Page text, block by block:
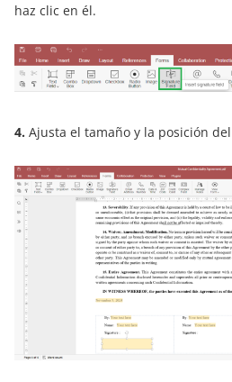
haz clic en él.
4. Ajusta el tamaño y la posición